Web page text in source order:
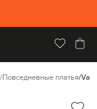
Повседневные платья